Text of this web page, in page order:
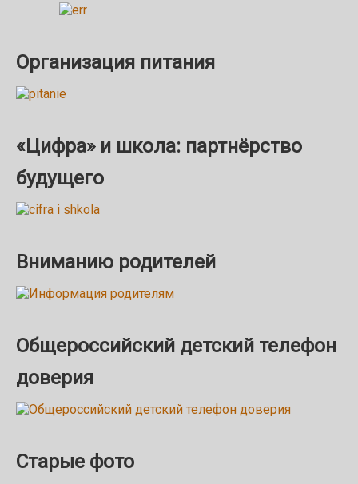
Организация питания
«Цифра» и школа: партнёрство
будущего
Вниманию родителей
Общероссийский детский телефон
доверия
Старые фото